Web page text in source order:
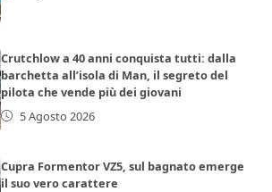
Crutchlow a 40 anni conquista tutti: dalla
barchetta all’isola di Man, il segreto del
pilota che vende più dei giovani
5 Agosto 2026
Cupra Formentor VZ5, sul bagnato emerge
il suo vero carattere